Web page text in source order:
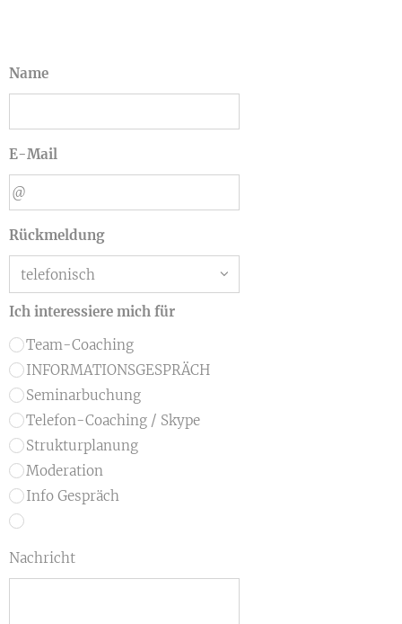
Name
E-Mail
Rückmeldung
Ich interessiere mich für
Team-Coaching
INFORMATIONSGESPRÄCH
Seminarbuchung
Telefon-Coaching / Skype
Strukturplanung
Moderation
Info Gespräch
Nachricht